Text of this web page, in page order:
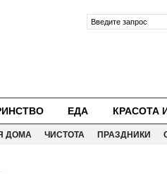
ЕДА
КРАСОТА
ДОМА ЧИСТОТА ПРАЗДНИКИ